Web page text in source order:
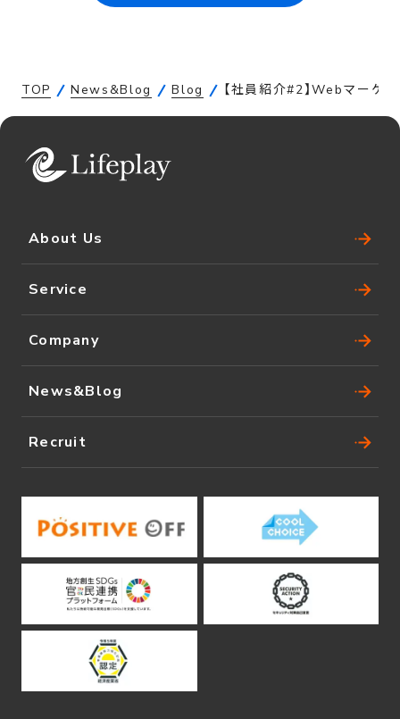
TOP News&Blog Blog 【社員紹介#2】Webマー
About Us
Service
Company
News&Blog
Recruit